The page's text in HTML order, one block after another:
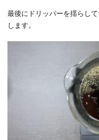
最後にドリッパーを揺らし
します。